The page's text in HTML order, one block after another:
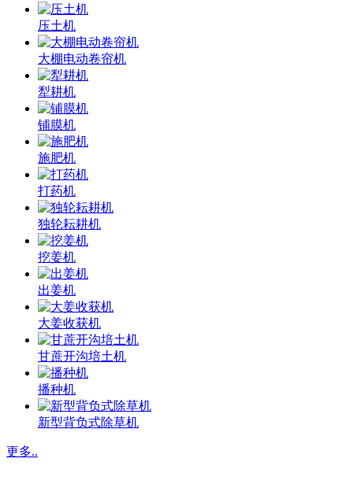
压土机
大棚电动卷帘机
犁耕机
铺膜机
施肥机
打药机
独轮耘耕机
挖姜机
出姜机
大姜收获机
甘蔗开沟培土机
播种机
新型背负式除草机
更多..